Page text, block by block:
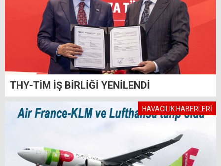
THY-TİM İŞ BİRLİĞİ YENİLENDİ
HAVACILIK HABERLERİ